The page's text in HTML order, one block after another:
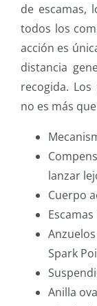
de escamas,
todos los
acción es
distancia
recogida.
no es más
lanzar
Cuerpo
Spark
Anilla